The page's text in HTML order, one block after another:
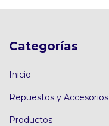
Categorías
Inicio
Repuestos y Accesorios
Productos